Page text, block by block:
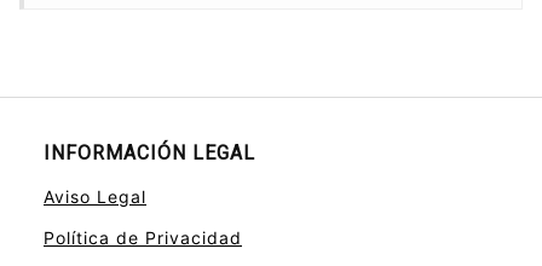
INFORMACIÓN LEGAL
Aviso Legal
Política de Privacidad